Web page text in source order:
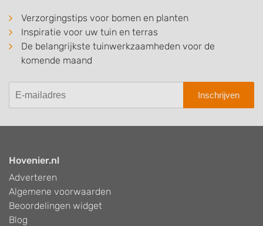
Verzorgingstips voor bomen en planten
Inspiratie voor uw tuin en terras
De belangrijkste tuinwerkzaamheden voor de
komende maand
Inschrijven
Hovenier.nl
Adverteren
Algemene voorwaarden
Beoordelingen widget
Blog